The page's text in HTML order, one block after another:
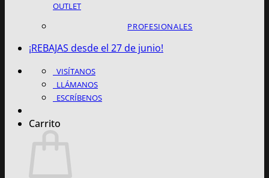
OUTLET
PROFESIONALES
¡REBAJAS desde el 27 de junio!
VISÍTANOS
LLÁMANOS
ESCRÍBENOS
Carrito